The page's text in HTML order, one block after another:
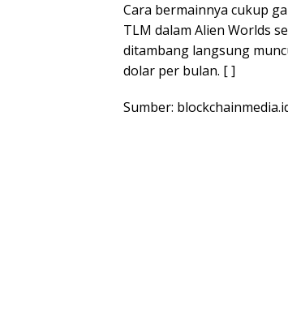
Cara bermainnya cukup
TLM dalam Alien Worlds
ditambang langsung
dolar per bulan. [ ]
Sumber: